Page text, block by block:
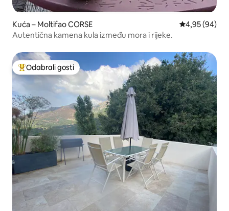
Kuća – Moltifao CORSE Prosječna
4,95 (94)
Autentična kamena kula između mora i rijeke.
Među najviše rangiranima s oznakom „Odabrali gosti”
Odabrali gosti